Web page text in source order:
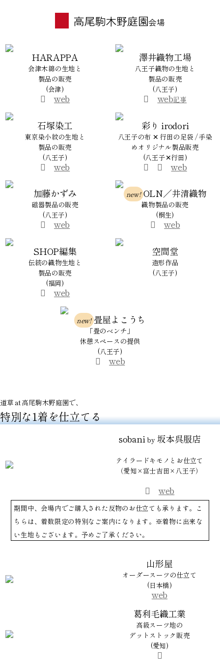
高尾駒木野庭園会場
HARAPPA
会津木綿の生地と
製品の販売
(会津)
web
澤井織物工場
八王子織物の生地と
製品の販売
(八王子)
web記事
石塚染工
東京染小紋の生地と
製品の販売
(八王子)
web
彩り irodori
八王子の布 ✕ 行田の足袋 / 手染
めオリジナル製品販売
(八王子✕行田)
web
加藤かずみ
磁器製品の販売
(八王子)
web
new! OLN／井清織物
織物製品の販売
(桐生)
web
SHOP編集
伝統の織物生地と
製品の販売
(福岡)
web
空間堂
造形作品
(八王子)
new! 畳屋よこうち
「畳のベンチ」
休憩スペースの提供
(八王子)
web
道草 at 高尾駒木野庭園で、
特別な1着を仕立てる
sobaniby坂本呉服店
テイラードキモノとお仕立て
（愛知×富士吉田×八王子）
web
期間中、会場内でご購入された反物のお仕立ても承ります。こ
ちらは、着数限定の特別なご案内になります。※着物に出来な
い生地もございます。予めご了承ください。
山形屋
オーダースーツの仕立て
(日本橋)
web
葛利毛織工業
高級スーツ地の
デットストック販売
(愛知)